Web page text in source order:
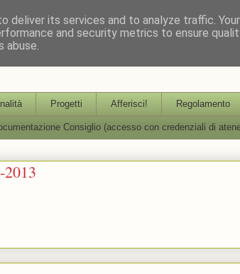
per l'Aggiornamento, la
Progetti Afferisci! Regolamento
Consiglio (accesso con credenziali di
deliver its services and to analyze traffic.
and security metrics to ensure
abuse.